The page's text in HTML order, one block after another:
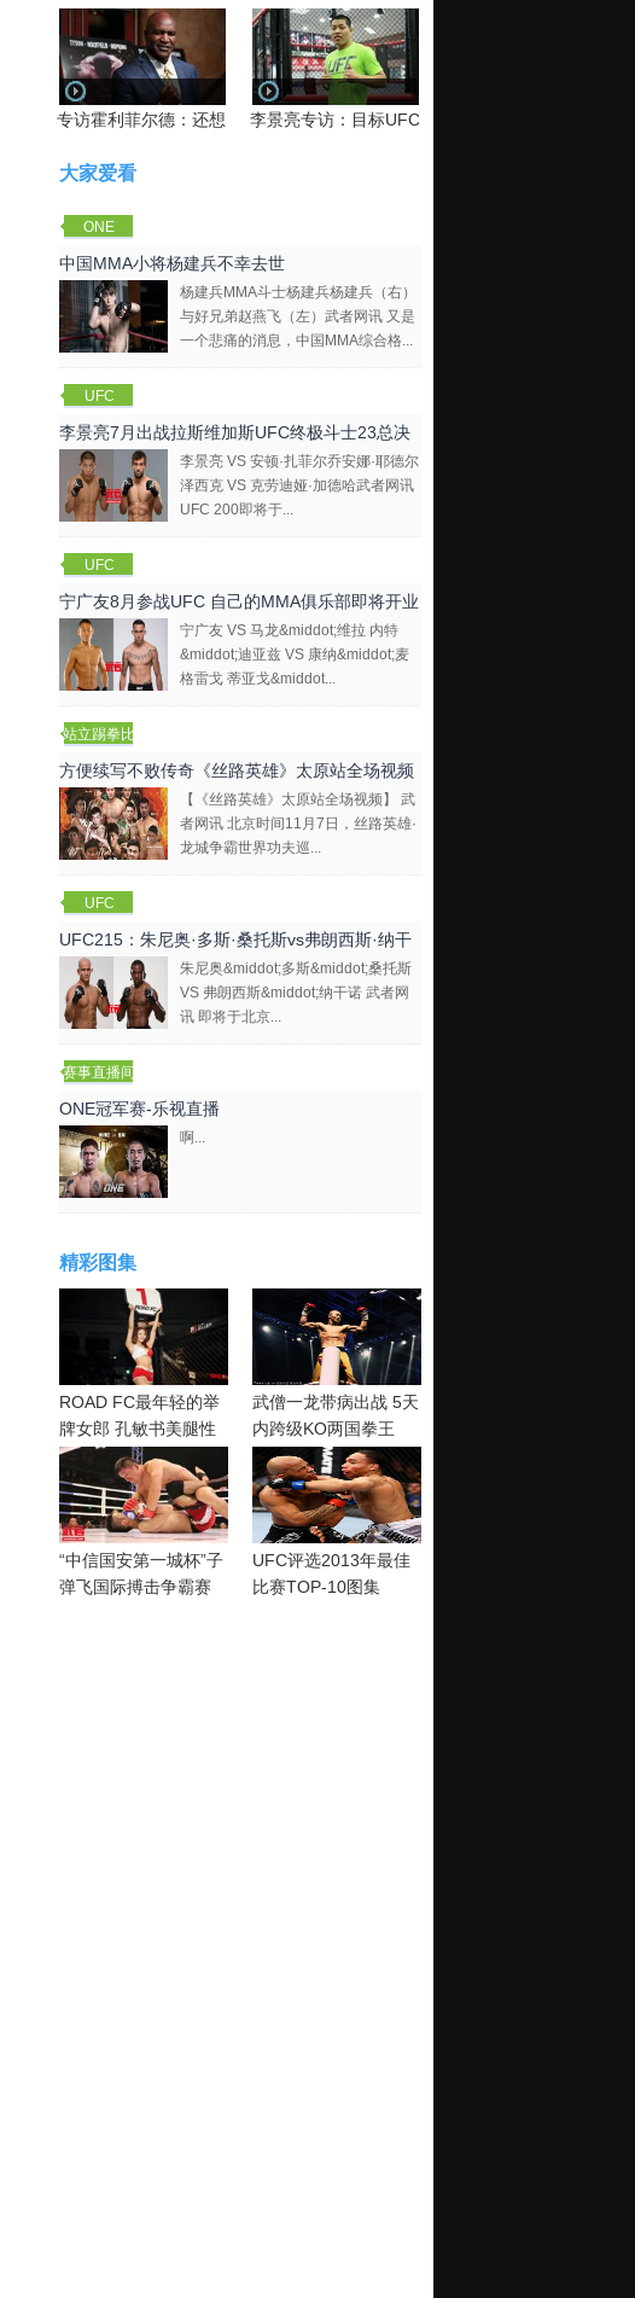
专访霍利菲尔德：还想再和泰森干一架！李景亮专访：目标UFC金腰带 不做打酱油
大家爱看
ONE
Champions
hip
中国MMA小将杨建兵不幸去世
杨建兵MMA斗士杨建兵杨建兵（右）
与好兄弟赵燕飞（左）武者网讯 又是
一个悲痛的消息，中国MMA综合格...
UFC
李景亮7月出战拉斯维加斯UFC终极斗士23总决
李景亮 VS 安顿·扎菲尔乔安娜·耶德尔
泽西克 VS 克劳迪娅·加德哈武者网讯
UFC 200即将于...
UFC
宁广友8月参战UFC 自己的MMA俱乐部即将开业
宁广友 VS 马龙&middot;维拉 内特
&middot;迪亚兹 VS 康纳&middot;麦
格雷戈 蒂亚戈&middot...
站立踢拳比
赛视频
方便续写不败传奇《丝路英雄》太原站全场视频
【《丝路英雄》太原站全场视频】 武
者网讯 北京时间11月7日，丝路英雄·
龙城争霸世界功夫巡...
UFC
UFC215：朱尼奥·多斯·桑托斯vs弗朗西斯·纳干
朱尼奥&middot;多斯&middot;桑托斯
VS 弗朗西斯&middot;纳干诺 武者网
讯 即将于北京...
赛事直播间
ONE冠军赛-乐视直播
啊...
精彩图集
ROAD FC最年轻的举
牌女郎 孔敏书美腿性
感眼神清纯
武僧一龙带病出战 5天
内跨级KO两国拳王
“中信国安第一城杯”子
弹飞国际搏击争霸赛
UFC评选2013年最佳
比赛TOP-10图集